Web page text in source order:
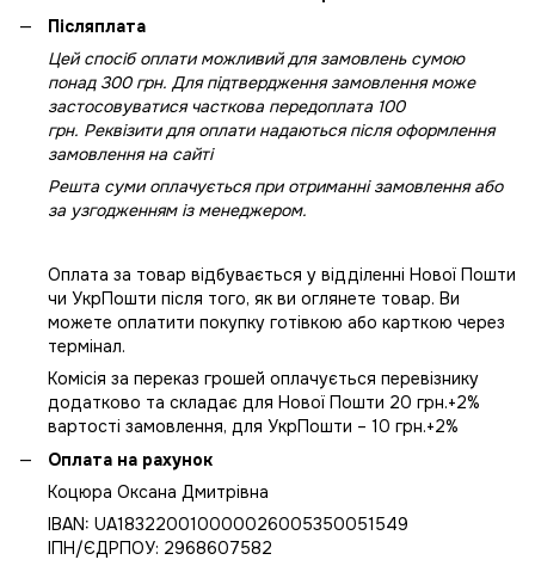
Післяплата
Цей спосіб оплати можливий для замовлень сумою
понад 300 грн. Для підтвердження замовлення може
застосовуватися часткова передоплата 100
грн. Реквізити для оплати надаються після оформлення
замовлення на сайті
Решта суми оплачується при отриманні замовлення або
за узгодженням із менеджером.
Оплата за товар відбувається у відділенні Нової Пошти
чи УкрПошти після того, як ви оглянете товар. Ви
можете оплатити покупку готівкою або карткою через
термінал.
Комісія за переказ грошей оплачується перевізнику
додатково та складає для Нової Пошти 20 грн.+2%
вартості замовлення, для УкрПошти – 10 грн.+2%
Оплата на рахунок
Коцюра Оксана Дмитрівна
IBAN: UA183220010000026005350051549
IПН/ЄДРПОУ: 2968607582